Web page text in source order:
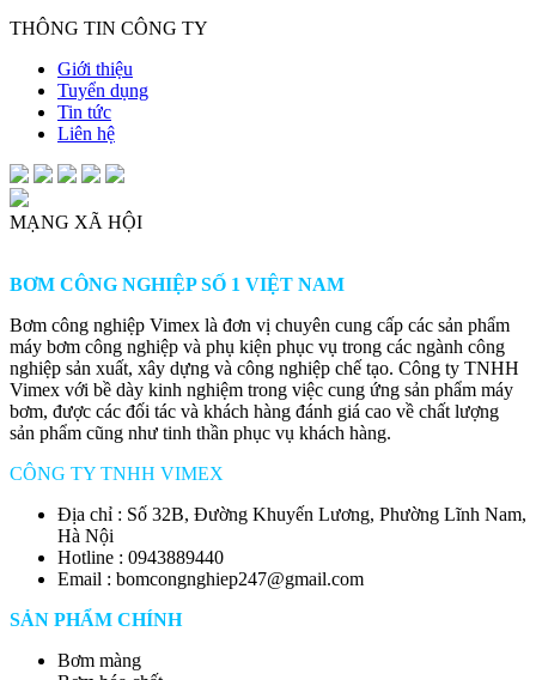
THÔNG TIN CÔNG TY
Giới thiệu
Tuyển dụng
Tin tức
Liên hệ
MẠNG XÃ HỘI
BƠM CÔNG NGHIỆP SỐ 1 VIỆT NAM
Bơm công nghiệp Vimex là đơn vị chuyên cung cấp các sản phẩm
máy bơm công nghiệp và phụ kiện phục vụ trong các ngành công
nghiệp sản xuất, xây dựng và công nghiệp chế tạo. Công ty TNHH
Vimex với bề dày kinh nghiệm trong việc cung ứng sản phẩm máy
bơm, được các đối tác và khách hàng đánh giá cao về chất lượng
sản phẩm cũng như tinh thần phục vụ khách hàng.
CÔNG TY TNHH VIMEX
Địa chỉ : Số 32B, Đường Khuyến Lương, Phường Lĩnh Nam,
Hà Nội
Hotline : 0943889440
Email : bomcongnghiep247@gmail.com
SẢN PHẨM CHÍNH
Bơm màng